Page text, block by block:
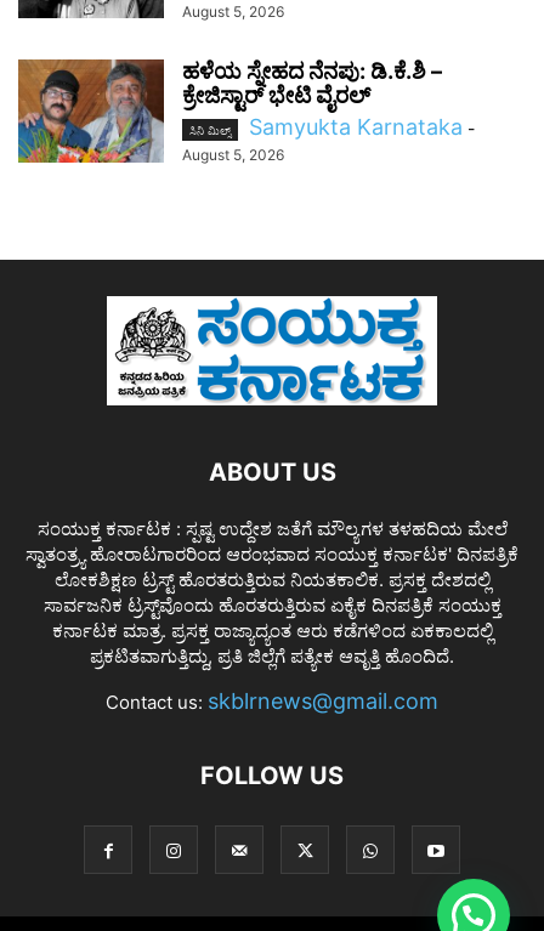
August 5, 2026
ಹಳೆಯ ಸ್ನೇಹದ ನೆನಪು: ಡಿ.ಕೆ.ಶಿ –
ಕ್ರೇಜಿಸ್ಟಾರ್‌ ಭೇಟಿ ವೈರಲ್
ಸಿನಿ ಮಿಲ್ಸ್ Samyukta Karnataka -
August 5, 2026
ABOUT US
ಸಂಯುಕ್ತ ಕರ್ನಾಟಕ : ಸ್ಪಷ್ಟ ಉದ್ದೇಶ ಜತೆಗೆ ಮೌಲ್ಯಗಳ ತಳಹದಿಯ ಮೇಲೆ
ಸ್ವಾತಂತ್ರ್ಯ ಹೋರಾಟಗಾರರಿಂದ ಆರಂಭವಾದ ಸಂಯುಕ್ತ ಕರ್ನಾಟಕ' ದಿನಪತ್ರಿಕೆ
ಲೋಕಶಿಕ್ಷಣ ಟ್ರಸ್ಟ್ ಹೊರತರುತ್ತಿರುವ ನಿಯತಕಾಲಿಕ. ಪ್ರಸಕ್ತ ದೇಶದಲ್ಲಿ
ಸಾರ್ವಜನಿಕ ಟ್ರಸ್ಟ್‌ವೊಂದು ಹೊರತರುತ್ತಿರುವ ಏಕೈಕ ದಿನಪತ್ರಿಕೆ ಸಂಯುಕ್ತ
ಕರ್ನಾಟಕ ಮಾತ್ರ. ಪ್ರಸಕ್ತ ರಾಜ್ಯಾದ್ಯಂತ ಆರು ಕಡೆಗಳಿಂದ ಏಕಕಾಲದಲ್ಲಿ
ಪ್ರಕಟಿತವಾಗುತ್ತಿದ್ದು, ಪ್ರತಿ ಜಿಲ್ಲೆಗೆ ಪತ್ಯೇಕ ಆವೃತ್ತಿ ಹೊಂದಿದೆ.
Contact us: skblrnews@gmail.com
FOLLOW US